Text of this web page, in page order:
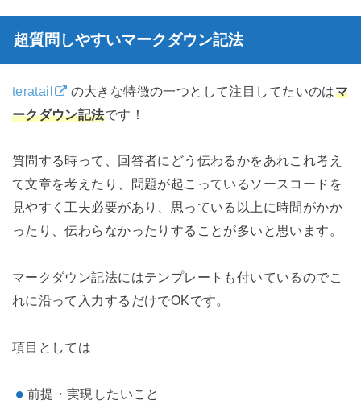
超質問しやすいマークダウン記法
teratail の大きな特徴の一つとして注目してたいのはマ
ークダウン記法です！
質問する時って、回答者にどう伝わるかをあれこれ考え
て文章を考えたり、問題が起こっているソースコードを
見やすく工夫必要があり、思っている以上に時間がかか
ったり、伝わらなかったりすることが多いと思います。
マークダウン記法にはテンプレートも付いているのでこ
れに沿って入力するだけでOKです。
項目としては
前提・実現したいこと